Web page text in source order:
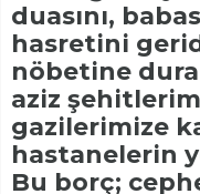
duasını,
hasretini
nöbetine
aziz
gazilerimize
hastanelerin
Bu borç;